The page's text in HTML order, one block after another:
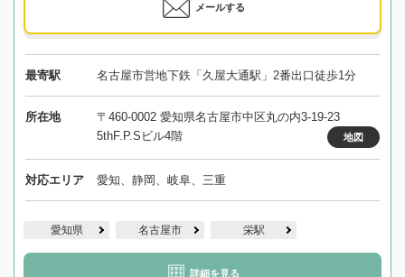
メールする
最寄駅 名古屋市営地下鉄「久屋大通駅」2番出口徒歩1分
所在地
〒460-0002 愛知県名古屋市中区丸の内3-19-23
5thF.P.Sビル4階
地図
対応エリア 愛知、静岡、岐阜、三重
愛知県 名古屋市 栄駅
詳細を見る